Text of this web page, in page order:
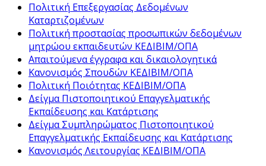
Πολιτική Επεξεργασίας Δεδομένων
Καταρτιζομένων
Πολιτική προστασίας προσωπικών δεδομένων
μητρώου εκπαιδευτών ΚΕΔΙΒΙΜ/ΟΠΑ
Απαιτούμενα έγγραφα και δικαιολογητικά
Κανονισμός Σπουδών ΚΕΔΙΒΙΜ/ΟΠΑ
Πολιτική Ποιότητας ΚΕΔΙΒΙΜ/ΟΠΑ
Δείγμα Πιστοποιητικού Επαγγελματικής
Εκπαίδευσης και Κατάρτισης
Δείγμα Συμπληρώματος Πιστοποιητικού
Επαγγελματικής Εκπαίδευσης και Κατάρτισης
Κανονισμός Λειτουργίας ΚΕΔΙΒΙΜ/ΟΠΑ